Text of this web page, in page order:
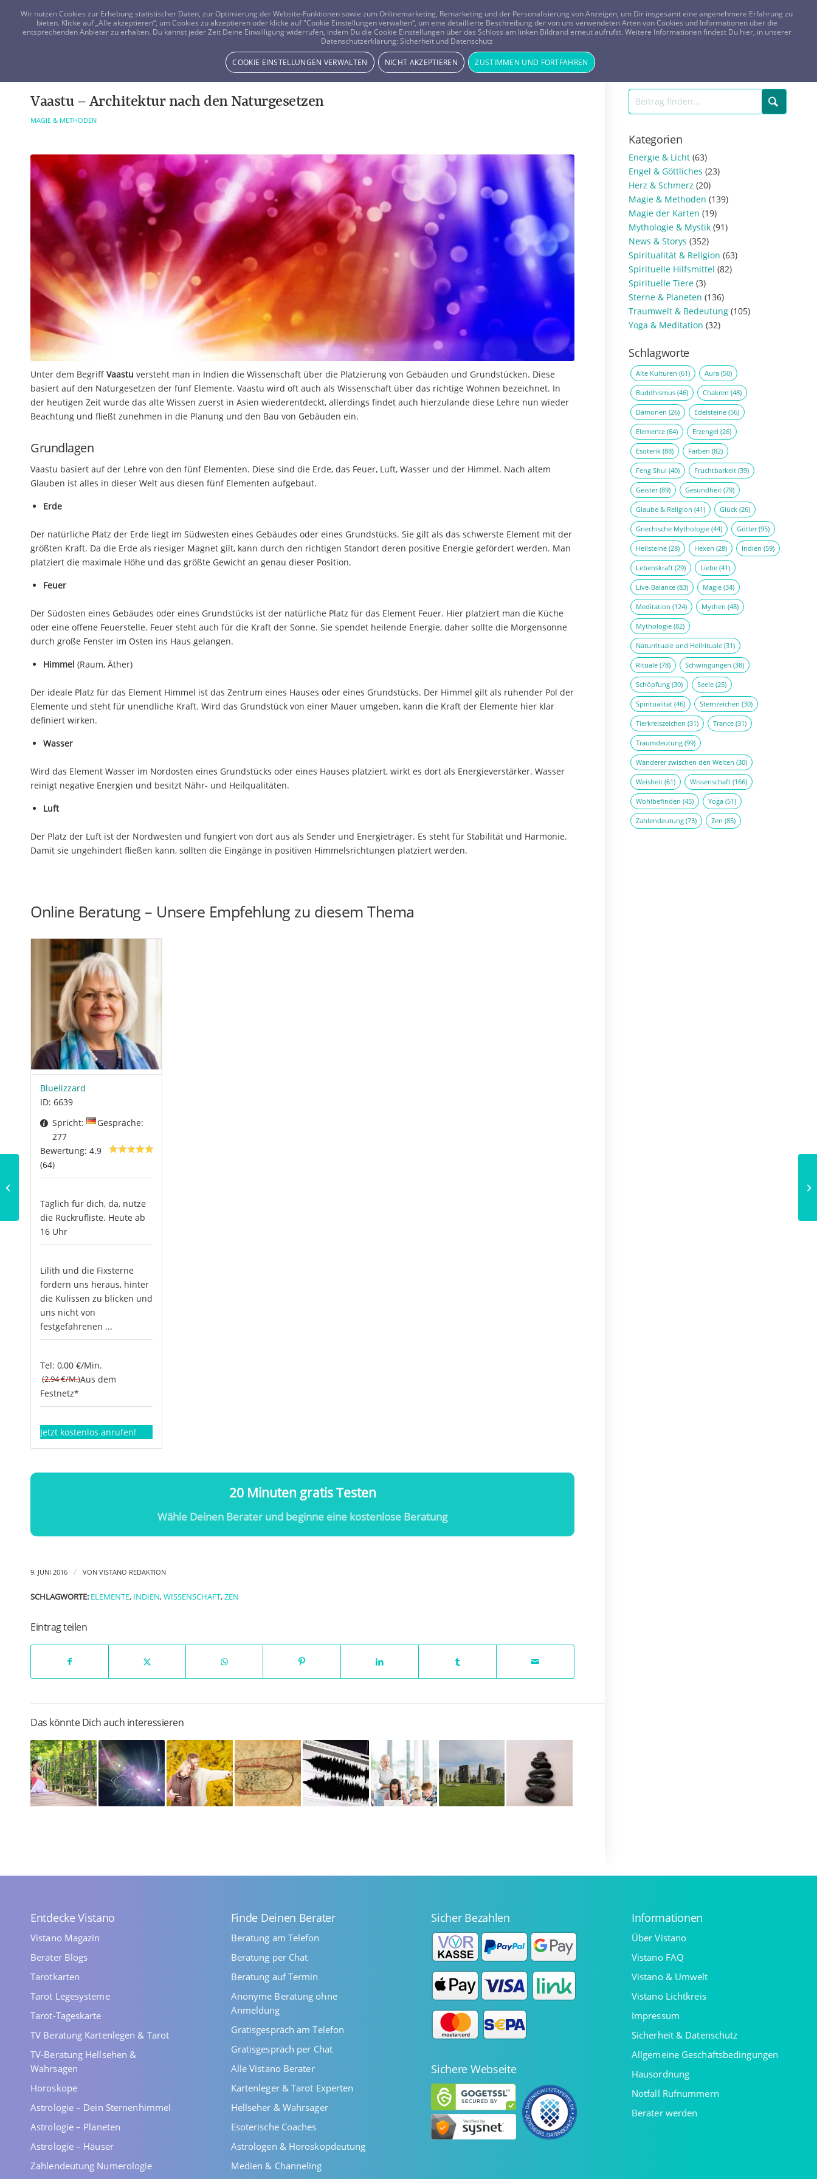
FRAGEN? KOSTENLOS ANRUFEN: 0800-8478266
Beratung Horoskope Tageskarte Magazin ANMELDEN REGISTRIEREN
Vaastu – Architektur nach den Naturgesetzen
MAGIE & METHODEN
Unter dem Begriff Vaastu versteht man in Indien die Wissenschaft über die Platzierung von Gebäuden und Grundstücken. Diese
basiert auf den Naturgesetzen der fünf Elemente. Vaastu wird oft auch als Wissenschaft über das richtige Wohnen bezeichnet. In
der heutigen Zeit wurde das alte Wissen zuerst in Asien wiederentdeckt, allerdings findet auch hierzulande diese Lehre nun wieder
Beachtung und fließt zunehmen in die Planung und den Bau von Gebäuden ein.
Grundlagen
Vaastu basiert auf der Lehre von den fünf Elementen. Diese sind die Erde, das Feuer, Luft, Wasser und der Himmel. Nach altem
Glauben ist alles in dieser Welt aus diesen fünf Elementen aufgebaut.
Erde
Der natürliche Platz der Erde liegt im Südwesten eines Gebäudes oder eines Grundstücks. Sie gilt als das schwerste Element mit der
größten Kraft. Da die Erde als riesiger Magnet gilt, kann durch den richtigen Standort deren positive Energie gefördert werden. Man
platziert die maximale Höhe und das größte Gewicht an genau dieser Position.
Feuer
Der Südosten eines Gebäudes oder eines Grundstücks ist der natürliche Platz für das Element Feuer. Hier platziert man die Küche
oder eine offene Feuerstelle. Feuer steht auch für die Kraft der Sonne. Sie spendet heilende Energie, daher sollte die Morgensonne
durch große Fenster im Osten ins Haus gelangen.
Himmel (Raum, Äther)
Der ideale Platz für das Element Himmel ist das Zentrum eines Hauses oder eines Grundstücks. Der Himmel gilt als ruhender Pol der
Elemente und steht für unendliche Kraft. Wird das Grundstück von einer Mauer umgeben, kann die Kraft der Elemente hier klar
definiert wirken.
Wasser
Wird das Element Wasser im Nordosten eines Grundstücks oder eines Hauses platziert, wirkt es dort als Energieverstärker. Wasser
reinigt negative Energien und besitzt Nähr- und Heilqualitäten.
Luft
Der Platz der Luft ist der Nordwesten und fungiert von dort aus als Sender und Energieträger. Es steht für Stabilität und Harmonie.
Damit sie ungehindert fließen kann, sollten die Eingänge in positiven Himmelsrichtungen platziert werden.
Online Beratung – Unsere Empfehlung zu diesem Thema
Bluelizzard
ID: 6639
Spricht:
Gespräche:
277
Bewertung: 4.9
(64)
Täglich für dich, da, nutze
die Rückrufliste. Heute ab
16 Uhr
Lilith und die Fixsterne
fordern uns heraus, hinter
die Kulissen zu blicken und
uns nicht von
festgefahrenen ...
Tel: 0,00 €/Min.
(2.94 €/M.)Aus dem
Festnetz*
Jetzt kostenlos anrufen!
20 Minuten gratis Testen
Wähle Deinen Berater und beginne eine kostenlose Beratung
9. JUNI 2016 / VON VISTANO REDAKTION
SCHLAGWORTE: ELEMENTE, INDIEN,WISSENSCHAFT,ZEN
Eintrag teilen
Das könnte Dich auch interessieren
Kategorien
Energie & Licht (63)
Engel & Göttliches (23)
Herz & Schmerz (20)
Magie & Methoden (139)
Magie der Karten (19)
Mythologie & Mystik (91)
News & Storys (352)
Spiritualität & Religion (63)
Spirituelle Hilfsmittel (82)
Spirituelle Tiere (3)
Sterne & Planeten (136)
Traumwelt & Bedeutung (105)
Yoga & Meditation (32)
Schlagworte
Alte Kulturen (61) Aura (50)
Buddhismus (46) Chakren (48)
Dämonen (26) Edelsteine (56)
Elemente (64) Erzengel (26)
Esoterik (88) Farben (82)
Feng Shui (40) Fruchtbarkeit (39)
Geister(89) Gesundheit (79)
Glaube & Religion (41) Glück (26)
Griechische Mythologie (44) Götter(95)
Heilsteine (28) Hexen (28) Indien (59)
Lebenskraft (29) Liebe (41)
Live-Balance (83) Magie (34)
Meditation (124) Mythen (48)
Mythologie (82)
Naturrituale und Heilrituale (31)
Rituale (78) Schwingungen (38)
Schöpfung (30) Seele (25)
Spiritualität (46) Sternzeichen (30)
Tierkreiszeichen (31) Trance (31)
Traumdeutung (99)
Wanderer zwischen den Welten (30)
Weisheit (61) Wissenschaft (166)
Wohlbefinden (45) Yoga (51)
Zahlendeutung (73) Zen (85)
Entdecke Vistano
Vistano Magazin
Berater Blogs
Tarotkarten
Tarot Legesysteme
Tarot-Tageskarte
TV Beratung Kartenlegen & Tarot
TV-Beratung Hellsehen &
Wahrsagen
Horoskope
Astrologie – Dein Sternenhimmel
Astrologie – Planeten
Astrologie – Häuser
Zahlendeutung Numerologie
Finde Deinen Berater
Beratung am Telefon
Beratung per Chat
Beratung auf Termin
Anonyme Beratung ohne
Anmeldung
Gratisgespräch am Telefon
Gratisgespräch per Chat
Alle Vistano Berater
Kartenleger & Tarot Experten
Hellseher & Wahrsager
Esoterische Coaches
Astrologen & Horoskopdeutung
Medien & Channeling
Sicher Bezahlen
Sichere Webseite
Informationen
Über Vistano
Vistano FAQ
Vistano & Umwelt
Vistano Lichtkreis
Impressum
Sicherheit & Datenschutz
Allgemeine Geschäftsbedingungen
Hausordnung
Notfall Rufnummern
Berater werden
Wir nutzen Cookies zur Erhebung statistischer Daten, zur Optimierung der Website-Funktionen sowie zum Onlinemarketing, Remarketing und der Personalisierung von Anzeigen, um Dir insgesamt eine angenehmere Erfahrung zu
bieten. Klicke auf „Alle akzeptieren“, um Cookies zu akzeptieren oder klicke auf "Cookie Einstellungen verwalten“, um eine detaillierte Beschreibung der von uns verwendeten Arten von Cookies und Informationen über die
entsprechenden Anbieter zu erhalten. Du kannst jeder Zeit Deine Einwilligung widerrufen, indem Du die Cookie Einstellungen über das Schloss am linken Bildrand erneut aufrufst. Weitere Informationen findest Du hier, in unserer
Datenschutzerklärung: Sicherheit und Datenschutz
COOKIE EINSTELLUNGEN VERWALTEN NICHT AKZEPTIEREN ZUSTIMMEN UND FORTFAHREN